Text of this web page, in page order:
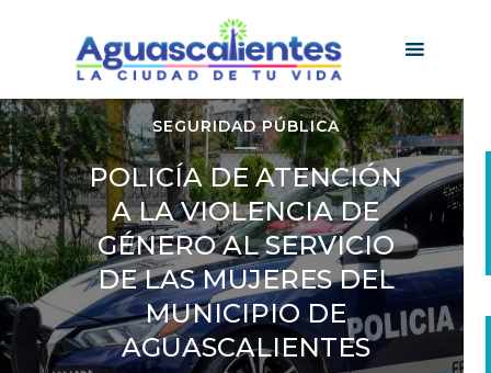
SEGURIDAD PÚBLICA
POLICÍA DE ATENCIÓN
A LA VIOLENCIA DE
GÉNERO AL SERVICIO
DE LAS MUJERES DEL
MUNICIPIO DE
AGUASCALIENTES